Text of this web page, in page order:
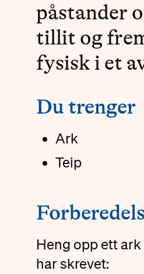
påstander
tillit og
fysisk i et
#
Du trenger
Ark
Teip
#
Heng opp ett
har skrevet: